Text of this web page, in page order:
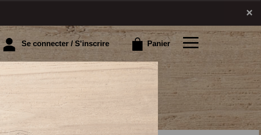
×
Se connecter / S'inscrire Panier
×